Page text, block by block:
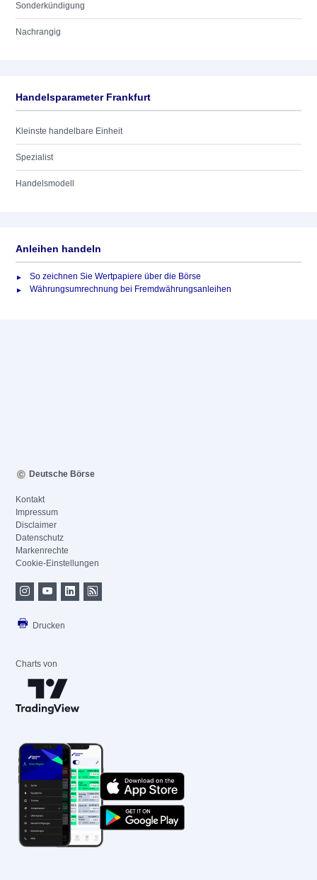
Sonderkündigung
Nachrangig
Handelsparameter Frankfurt
Kleinste handelbare Einheit
Spezialist
Handelsmodell
Anleihen handeln
So zeichnen Sie Wertpapiere über die Börse
Währungsumrechnung bei Fremdwährungsanleihen
Deutsche Börse
Kontakt
Impressum
Disclaimer
Datenschutz
Markenrechte
Cookie-Einstellungen
Drucken
Charts von